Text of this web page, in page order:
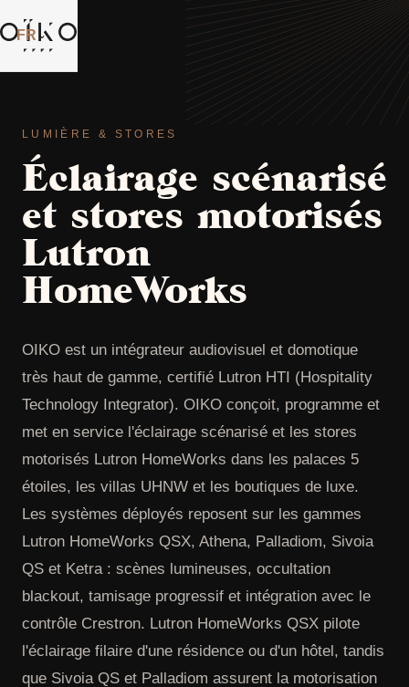
FR ⌄
LUMIÈRE & STORES
Éclairage scénarisé
et stores motorisés
Lutron
HomeWorks
OIKO est un intégrateur audiovisuel et domotique
très haut de gamme, certifié Lutron HTI (Hospitality
Technology Integrator). OIKO conçoit, programme et
met en service l'éclairage scénarisé et les stores
motorisés Lutron HomeWorks dans les palaces 5
étoiles, les villas UHNW et les boutiques de luxe.
Les systèmes déployés reposent sur les gammes
Lutron HomeWorks QSX, Athena, Palladiom, Sivoia
QS et Ketra : scènes lumineuses, occultation
blackout, tamisage progressif et intégration avec le
contrôle Crestron. Lutron HomeWorks QSX pilote
l'éclairage filaire d'une résidence ou d'un hôtel, tandis
que Sivoia QS et Palladiom assurent la motorisation